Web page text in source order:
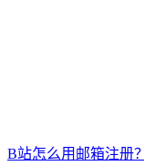
B站怎么用邮箱注册